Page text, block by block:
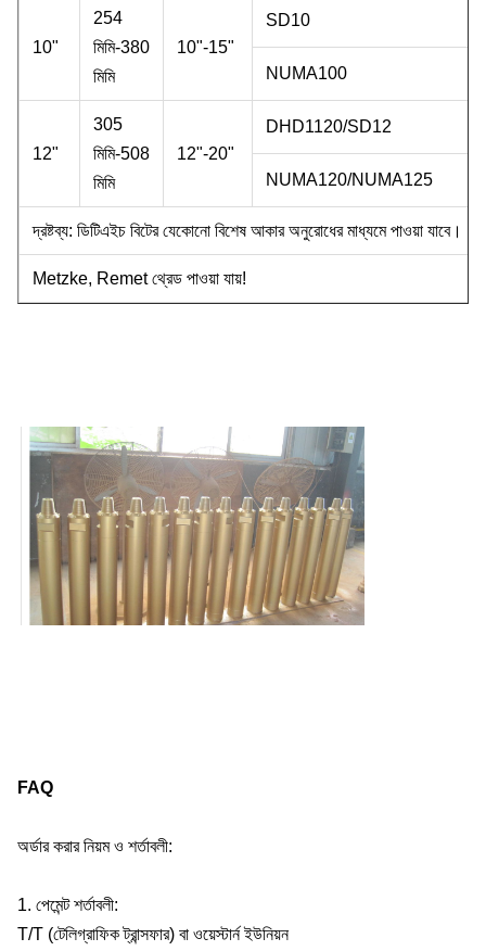
10"
254
মিমি-380
মিমি
10"-15"
SD10
NUMA100
12"
305
মিমি-508
মিমি
12"-20"
DHD1120/SD12
NUMA120/NUMA125
দ্রষ্টব্য: ডিটিএইচ বিটের যেকোনো বিশেষ আকার অনুরোধের মাধ্যমে পাওয়া যাবে।
Metzke, Remet থ্রেড পাওয়া যায়!
FAQ
অর্ডার করার নিয়ম ও শর্তাবলী:
1. পেমেন্ট শর্তাবলী:
T/T (টেলিগ্রাফিক ট্রান্সফার) বা ওয়েস্টার্ন ইউনিয়ন